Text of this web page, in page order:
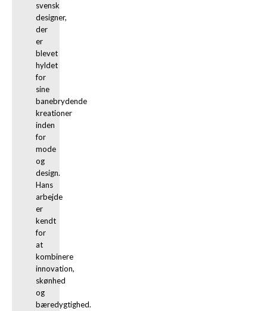
svensk
designer,
der
er
blevet
hyldet
for
sine
banebrydende
kreationer
inden
for
mode
og
design.
Hans
arbejde
er
kendt
for
at
kombinere
innovation,
skønhed
og
bæredygtighed.